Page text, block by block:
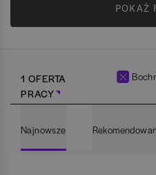
POKAŻ
1 OFERTA
PRACY
Najnowsze